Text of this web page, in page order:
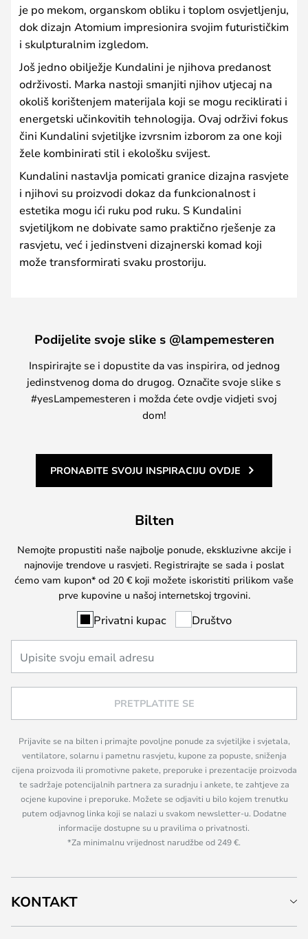
je po mekom, organskom obliku i toplom osvjetljenju,
dok dizajn Atomium impresionira svojim futurističkim
i skulpturalnim izgledom.
Još jedno obilježje Kundalini je njihova predanost
održivosti. Marka nastoji smanjiti njihov utjecaj na
okoliš korištenjem materijala koji se mogu reciklirati i
energetski učinkovitih tehnologija. Ovaj održivi fokus
čini Kundalini svjetiljke izvrsnim izborom za one koji
žele kombinirati stil i ekološku svijest.
Kundalini nastavlja pomicati granice dizajna rasvjete
i njihovi su proizvodi dokaz da funkcionalnost i
estetika mogu ići ruku pod ruku. S Kundalini
svjetiljkom ne dobivate samo praktično rješenje za
rasvjetu, već i jedinstveni dizajnerski komad koji
može transformirati svaku prostoriju.
Podijelite svoje slike s @lampemesteren
Inspirirajte se i dopustite da vas inspirira, od jednog
jedinstvenog doma do drugog. Označite svoje slike s
#yesLampemesteren i možda ćete ovdje vidjeti svoj
dom!
PRONAĐITE SVOJU INSPIRACIJU OVDJE
Bilten
Nemojte propustiti naše najbolje ponude, ekskluzivne akcije i
najnovije trendove u rasvjeti. Registrirajte se sada i poslat
ćemo vam kupon* od 20 € koji možete iskoristiti prilikom vaše
prve kupovine u našoj internetskoj trgovini.
Privatni kupac Društvo
PRETPLATITE SE
Prijavite se na bilten i primajte povoljne ponude za svjetiljke i svjetala,
ventilatore, solarnu i pametnu rasvjetu, kupone za popuste, sniženja
cijena proizvoda ili promotivne pakete, preporuke i prezentacije proizvoda
te sadržaje potencijalnih partnera za suradnju i ankete, te zahtjeve za
ocjene kupovine i preporuke. Možete se odjaviti u bilo kojem trenutku
putem odjavnog linka koji se nalazi u svakom newsletter-u. Dodatne
informacije dostupne su u pravilima o privatnosti.
*Za minimalnu vrijednost narudžbe od 249 €.
KONTAKT